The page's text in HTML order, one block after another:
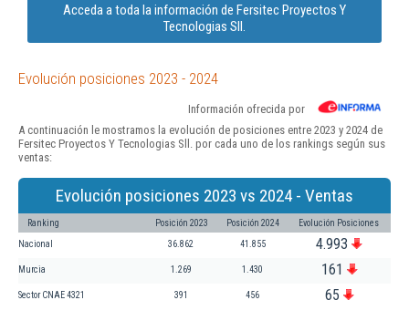
Acceda a toda la información de Fersitec Proyectos Y
Tecnologias Sll.
Evolución posiciones 2023 - 2024
Información ofrecida por
A continuación le mostramos la evolución de posiciones entre 2023 y 2024 de
Fersitec Proyectos Y Tecnologias Sll. por cada uno de los rankings según sus
ventas:
Evolución posiciones 2023 vs 2024 - Ventas
Ranking Posición 2023 Posición 2024 Evolución Posiciones
Nacional 36.862 41.855 4.993
Murcia 1.269 1.430 161
Sector CNAE 4321 391 456 65